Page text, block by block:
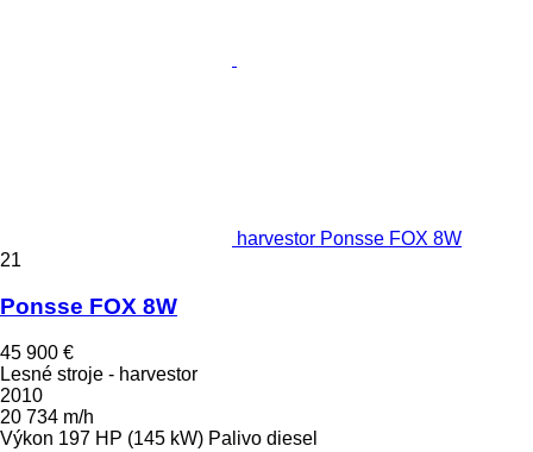
harvestor Ponsse FOX 8W
21
Ponsse FOX 8W
45 900 €
Lesné stroje - harvestor
2010
20 734 m/h
Výkon 197 HP (145 kW) Palivo diesel